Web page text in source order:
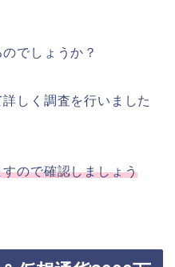
でしょうか？
しく調査を行いました
ので確認しましょう